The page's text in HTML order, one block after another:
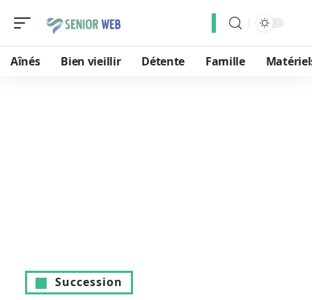
Aînés Bien vieillir Détente Famille
Succession